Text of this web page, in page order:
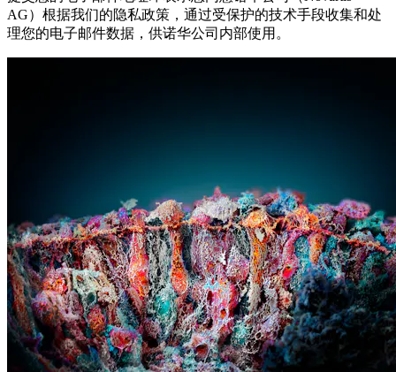
AG）根据我们的隐私政策，通过受保护的技术手段收集和处
理您的电子邮件数据，供诺华公司内部使用。